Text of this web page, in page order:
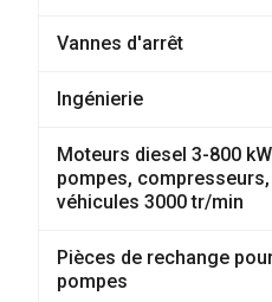
Vannes d'arrêt
Ingénierie
Moteurs diesel 3-800
pompes, compresseurs,
véhicules 3000 tr/min
Pièces de rechange
pompes